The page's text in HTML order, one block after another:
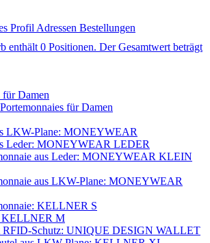
Profil Adressen Bestellungen
enthält 0 Positionen. Der Gesamtwert beträgt
für Damen
für Damen
LKW-Plane: MONEYWEAR
Leder: MONEYWEAR LEDER
aus Leder: MONEYWEAR KLEIN
aus LKW-Plane: MONEYWEAR
KELLNER S
KELLNER M
RFID-Schutz: UNIQUE DESIGN WALLET